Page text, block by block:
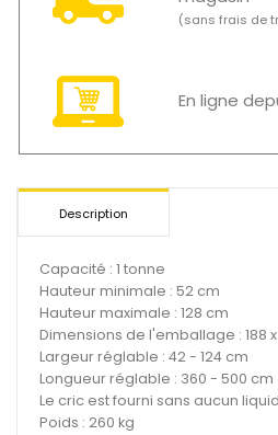
(sans frais de
En ligne
Description
Capacité : 1 tonne
Hauteur minimale : 52 cm
Hauteur maximale : 128 cm
Dimensions de l'emballage : 188
Largeur réglable : 42 - 124 cm
Longueur réglable : 360 - 500 cm
Le cric est fourni sans aucun
Poids : 260 kg